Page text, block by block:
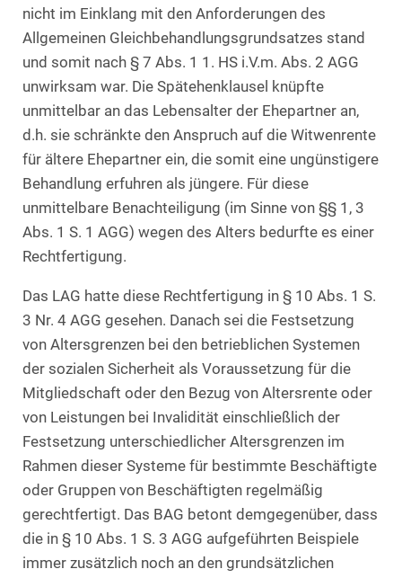
nicht im Einklang mit den Anforderungen des
Allgemeinen Gleichbehandlungsgrundsatzes stand
und somit nach § 7 Abs. 1 1. HS i.V.m. Abs. 2 AGG
unwirksam war. Die Spätehenklausel knüpfte
unmittelbar an das Lebensalter der Ehepartner an,
d.h. sie schränkte den Anspruch auf die Witwenrente
für ältere Ehepartner ein, die somit eine ungünstigere
Behandlung erfuhren als jüngere. Für diese
unmittelbare Benachteiligung (im Sinne von §§ 1, 3
Abs. 1 S. 1 AGG) wegen des Alters bedurfte es einer
Rechtfertigung.
Das LAG hatte diese Rechtfertigung in § 10 Abs. 1 S.
3 Nr. 4 AGG gesehen. Danach sei die Festsetzung
von Altersgrenzen bei den betrieblichen Systemen
der sozialen Sicherheit als Voraussetzung für die
Mitgliedschaft oder den Bezug von Altersrente oder
von Leistungen bei Invalidität einschließlich der
Festsetzung unterschiedlicher Altersgrenzen im
Rahmen dieser Systeme für bestimmte Beschäftigte
oder Gruppen von Beschäftigten regelmäßig
gerechtfertigt. Das BAG betont demgegenüber, dass
die in § 10 Abs. 1 S. 3 AGG aufgeführten Beispiele
immer zusätzlich noch an den grundsätzlichen